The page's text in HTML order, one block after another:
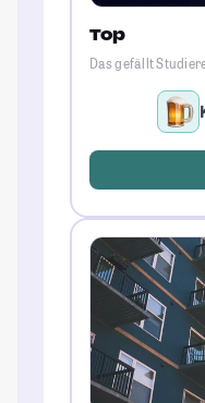
Top
Das gefällt